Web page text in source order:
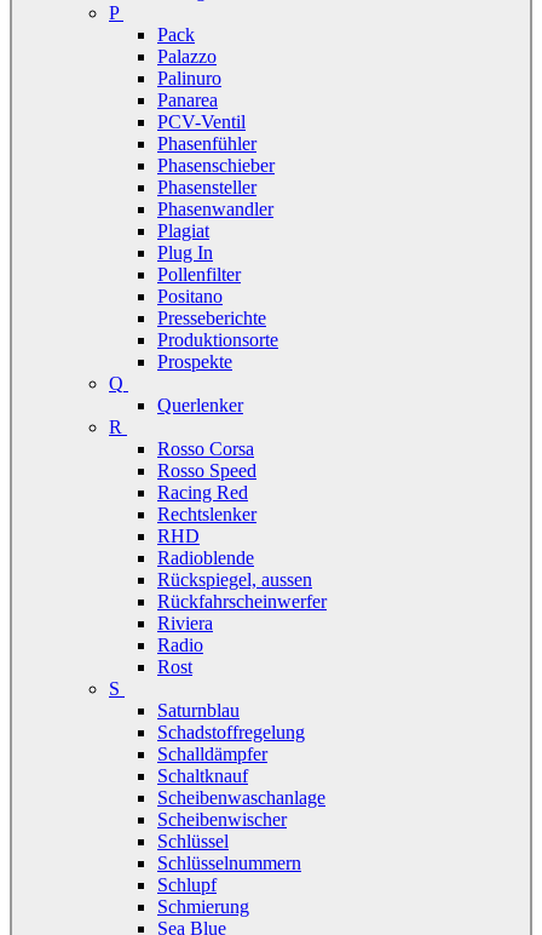
P
Pack
Palazzo
Palinuro
Panarea
PCV-Ventil
Phasenfühler
Phasenschieber
Phasensteller
Phasenwandler
Plagiat
Plug In
Pollenfilter
Positano
Presseberichte
Produktionsorte
Prospekte
Q
Querlenker
R
Rosso Corsa
Rosso Speed
Racing Red
Rechtslenker
RHD
Radioblende
Rückspiegel, aussen
Rückfahrscheinwerfer
Riviera
Radio
Rost
S
Saturnblau
Schadstoffregelung
Schalldämpfer
Schaltknauf
Scheibenwaschanlage
Scheibenwischer
Schlüssel
Schlüsselnummern
Schlupf
Schmierung
Sea Blue